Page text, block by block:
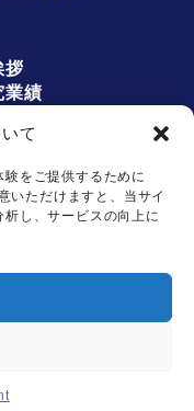
て
をご提供するために
いただけますと、当サイ
し、サービスの向上に
拶
業績
は
All rights reserved.